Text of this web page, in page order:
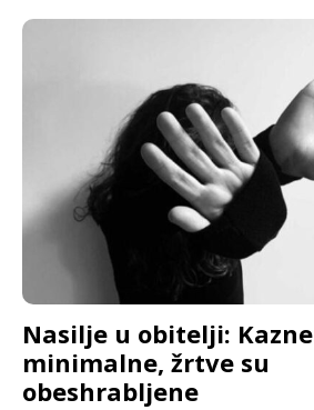
Nasilje u obitelji: Kazne
minimalne, žrtve su
obeshrabljene